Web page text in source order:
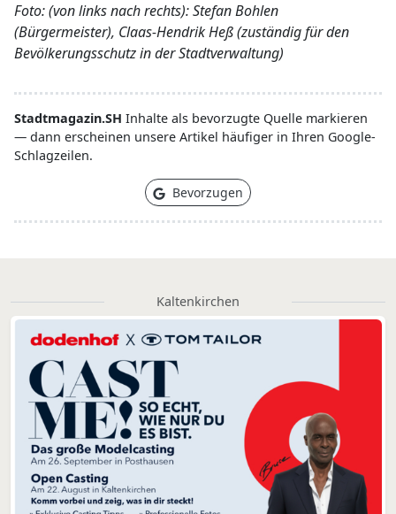
Foto: (von links nach rechts): Stefan Bohlen
(Bürgermeister), Claas-Hendrik Heß (zuständig für den
Bevölkerungsschutz in der Stadtverwaltung)
Stadtmagazin.SH Inhalte als bevorzugte Quelle markieren
— dann erscheinen unsere Artikel häufiger in Ihren Google-
Schlagzeilen.
Bevorzugen
Kaltenkirchen